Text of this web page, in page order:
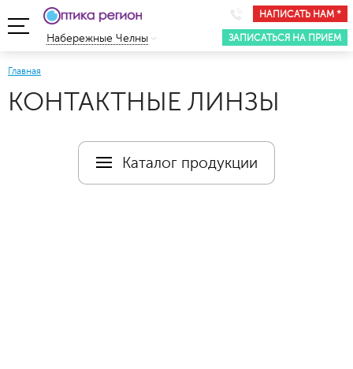
НАПИСАТЬ НАМ *
ЗАПИСАТЬСЯ НА ПРИЕМ
Набережные Челны
Главная
КОНТАКТНЫЕ ЛИНЗЫ
Каталог продукции